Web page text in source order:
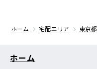
ホーム 宅配エリア 東京都
ホーム